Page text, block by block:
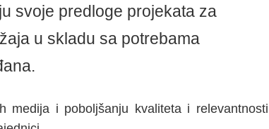
svoje predloge projekata za
u skladu sa potrebama
i poboljšanju kvaliteta i relevantnosti